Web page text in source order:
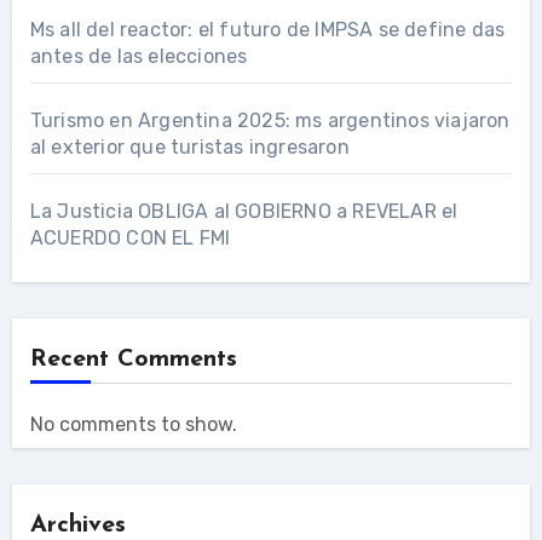
Ms all del reactor: el futuro de IMPSA se define das
antes de las elecciones
Turismo en Argentina 2025: ms argentinos viajaron
al exterior que turistas ingresaron
La Justicia OBLIGA al GOBIERNO a REVELAR el
ACUERDO CON EL FMI
Recent Comments
No comments to show.
Archives